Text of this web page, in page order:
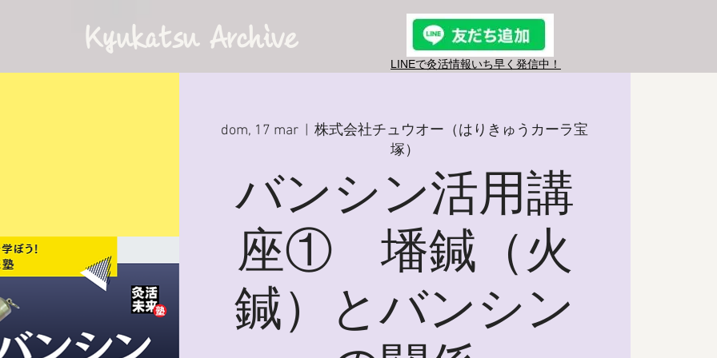
Kyukatsu Archive
LINEで灸活情報​いち早く発信中！
dom, 17 mar
  |
株式会社チュウオー（はりきゅうカーラ宝
塚）
バンシン活用講
座① 墦鍼（火
鍼）とバンシン